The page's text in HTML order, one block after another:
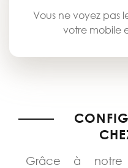
Vous ne voyez pas
votre mobile
Grâce à notre